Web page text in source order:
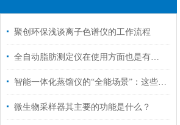
聚创环保浅谈离子色谱仪的工作流程
全自动脂肪测定仪在使用方面也是有技巧的
智能一体化蒸馏仪的“全能场景”：这些关键领域，它早已成为标配
微生物采样器其主要的功能是什么？